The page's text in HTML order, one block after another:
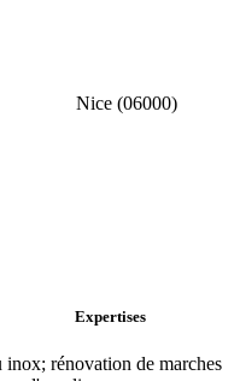
Nice (06000)
Expertises
rénovation de marches